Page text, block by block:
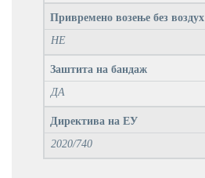
Привремено возење без воздух
НЕ
Заштита на бандаж
ДА
Директива на ЕУ
2020/740